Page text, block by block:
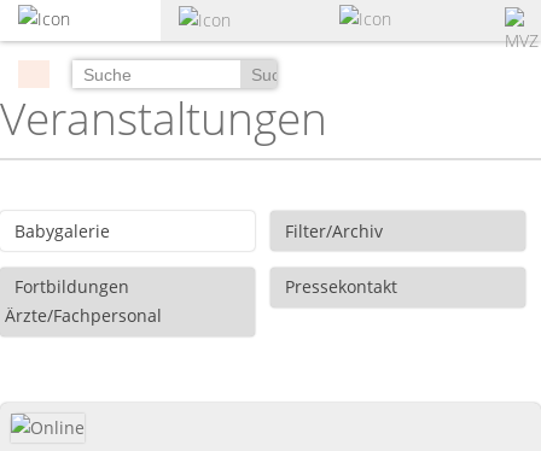
zum
Hauptinhalt
Suchen
Veranstaltungen
Babygalerie Filter/Archiv
Fortbildungen
Ärzte/Fachpersonal
Pressekontakt